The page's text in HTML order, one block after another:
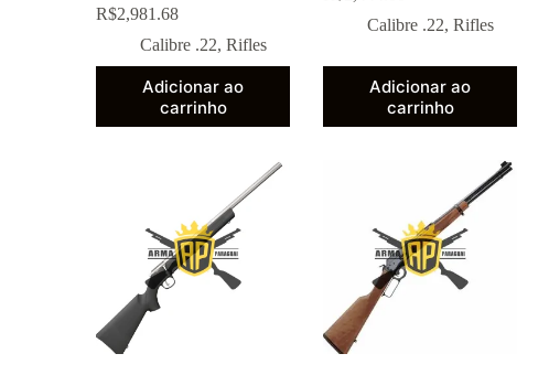
R$2,981.68
Calibre .22, Rifles
Adicionar ao
carrinho
Calibre .22,Rifles
Adicionar ao
carrinho